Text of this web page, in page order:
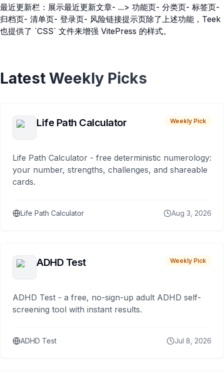
最近更新栏：展示最近更新文章- ...> 功能页- 分类页- 标签页-
归档页- 清单页- 登录页- 风险链接提示页除了上述功能，Teek
也提供了 `CSS` 文件来增强 VitePress 的样式。
Latest Weekly Picks
Life Path Calculator Weekly Pick
Life Path Calculator - free deterministic numerology:
your number, strengths, challenges, and shareable
cards.
Life Path Calculator Aug 3, 2026
ADHD Test Weekly Pick
ADHD Test - a free, no-sign-up adult ADHD self-
screening tool with instant results.
ADHD Test Jul 8, 2026